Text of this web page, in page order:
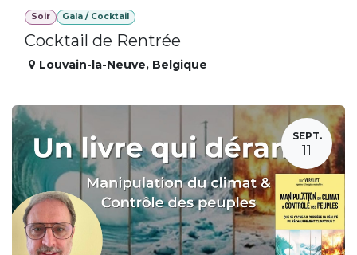
Soir Gala / Cocktail
Cocktail de Rentrée
Louvain-la-Neuve, Belgique
SEPT.
11